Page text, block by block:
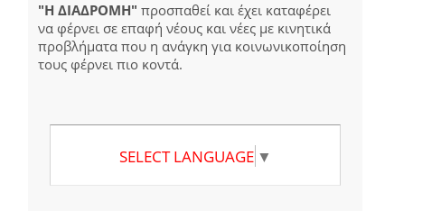
"Η ΔΙΑΔΡΟΜΗ" προσπαθεί και έχει καταφέρει
να φέρνει σε επαφή νέους και νέες με κινητικά
προβλήματα που η ανάγκη για κοινωνικοποίηση
τους φέρνει πιο κοντά.
SELECT LANGUAGE ▼